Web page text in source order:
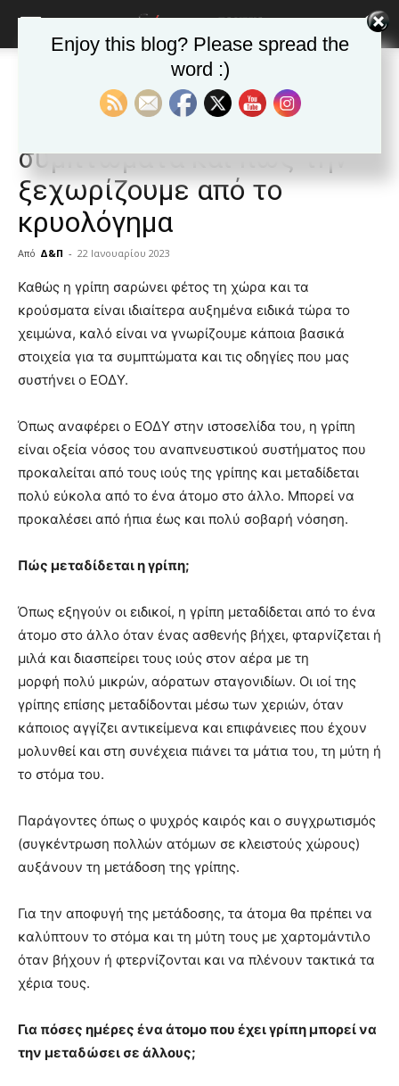
ΕΙΔΗΣΕΙΣ Ελλαδα
Γρίπη: Ποια είναι τα
συμπτώματα και πώς την
ξεχωρίζουμε από το
κρυολόγημα
Από Δ&Π - 22 Ιανουαρίου 2023
blonde
lesbians
very
hot
cam
show.desi
lyons
teaches
you
the
of
pornhun
porn
Καθώς η γρίπη σαρώνει φέτος τη χώρα και τα
κρούσματα είναι ιδιαίτερα αυξημένα ειδικά τώρα το
χειμώνα, καλό είναι να γνωρίζουμε κάποια βασικά
στοιχεία για τα συμπτώματα και τις οδηγίες που μας
συστήνει ο ΕΟΔΥ.
Όπως αναφέρει ο ΕΟΔΥ στην ιστοσελίδα του, η γρίπη
είναι οξεία νόσος του αναπνευστικού συστήματος που
προκαλείται από τους ιούς της γρίπης και μεταδίδεται
πολύ εύκολα από το ένα άτομο στο άλλο. Μπορεί να
προκαλέσει από ήπια έως και πολύ σοβαρή νόσηση.
Πώς μεταδίδεται η γρίπη;
Όπως εξηγούν οι ειδικοί, η γρίπη μεταδίδεται από το ένα
άτομο στο άλλο όταν ένας ασθενής βήχει, φταρνίζεται ή
μιλά και διασπείρει τους ιούς στον αέρα με τη
μορφή πολύ μικρών, αόρατων σταγονιδίων. Οι ιοί της
γρίπης επίσης μεταδίδονται μέσω των χεριών, όταν
κάποιος αγγίζει αντικείμενα και επιφάνειες που έχουν
μολυνθεί και στη συνέχεια πιάνει τα μάτια του, τη μύτη ή
το στόμα του.
Παράγοντες όπως ο ψυχρός καιρός και ο συγχρωτισμός
(συγκέντρωση πολλών ατόμων σε κλειστούς χώρους)
αυξάνουν τη μετάδοση της γρίπης.
Για την αποφυγή της μετάδοσης, τα άτομα θα πρέπει να
καλύπτουν το στόμα και τη μύτη τους με χαρτομάντιλο
όταν βήχουν ή φτερνίζονται και να πλένουν τακτικά τα
χέρια τους.
Για πόσες ημέρες ένα άτομο που έχει γρίπη μπορεί να
την μεταδώσει σε άλλους;
Enjoy this blog? Please spread the
word :)